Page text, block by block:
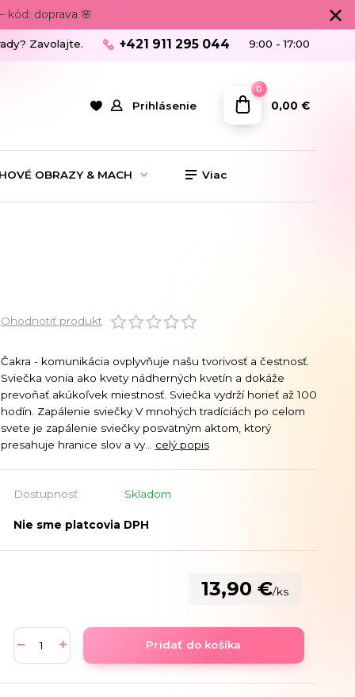
kód: doprava 🌸
Prihlásenie
Zavolajte. +421 911 295 044 9:00 - 17:00
0
0,00 €
OBRAZY & MACH Viac
Ohodnotiť produkt
Čakra - komunikácia ovplyvňuje našu tvorivosť a čestnosť.
Sviečka vonia ako kvety nádherných kvetín a dokáže
prevoňať akúkoľvek miestnosť. Sviečka vydrží horieť až 100
hodín. Zapálenie sviečky V mnohých tradíciách po celom
svete je zapálenie sviečky posvätným aktom, ktorý
presahuje hranice slov a vy... celý popis
Dostupnosť Skladom
Nie sme platcovia DPH
13,90 €/ks
Pridať do košíka